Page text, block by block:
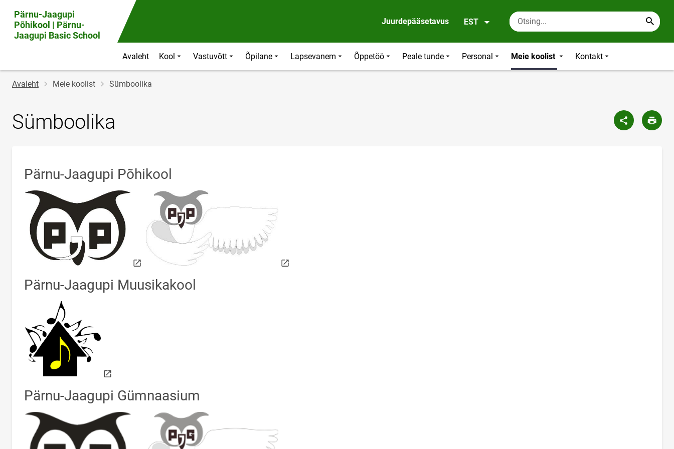
Pärnu-Jaagupi
Põhikool | Pärnu-
Jaagupi Basic School
Juurdepääsetavus EST
Avaleht Kool Vastuvõtt Õpilane Lapsevanem Õppetöö Peale tunde Personal Meie koolist Kontakt
Jälglink
Avaleht Meie koolist Sümboolika
Sümboolika
Pärnu-Jaagupi Põhikool
link opens on new page
Pärnu-Jaagupi Muusikakool
Pärnu-Jaagupi Gümnaasium
link opens on new page